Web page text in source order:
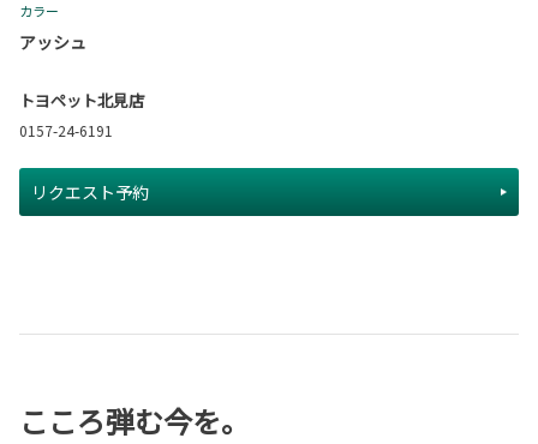
カラー
アッシュ
トヨペット北見店
0157-24-6191
リクエスト予約
こころ弾む今を。